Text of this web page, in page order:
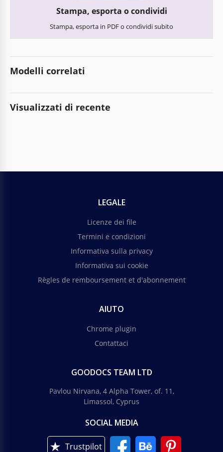
Stampa, esporta o condividi
Stampa, esporta in PDF o condividi subito
Modelli correlati
Visualizzati di recente
LEGALE
Licenze dei file
Termini e condizioni
Informativa sulla privacy
Informativa sui cookie
Règles de remboursement et d'abonnement
AIUTO
Chrome plugin
Contattaci
GOODOCS TEAM LTD
Pavlou Nirvana, 4 Alpha Tower, of. 11,
Limassol, Cyprus
SOCIAL MEDIA
Trustpilot